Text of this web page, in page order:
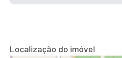
Localização do imóvel